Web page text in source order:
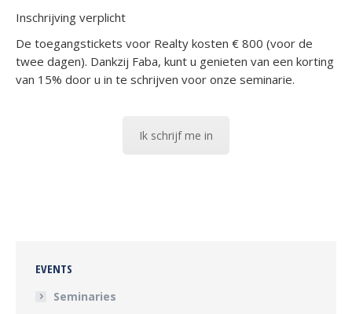
Inschrijving verplicht
De toegangstickets voor Realty kosten € 800 (voor de
twee dagen). Dankzij Faba, kunt u genieten van een korting
van 15% door u in te schrijven voor onze seminarie.
Ik schrijf me in
EVENTS
Seminaries